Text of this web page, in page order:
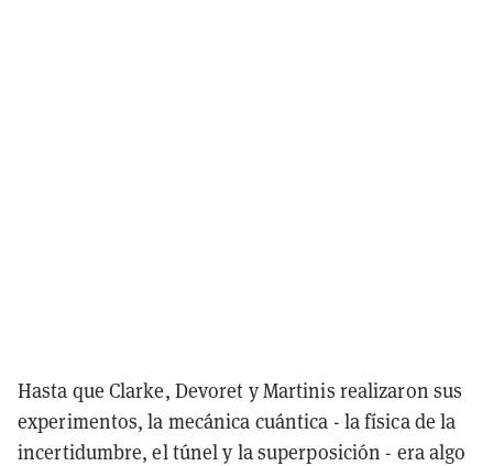
Hasta que Clarke, Devoret y Martinis realizaron sus
experimentos, la mecánica cuántica - la física de la
incertidumbre, el túnel y la superposición - era algo